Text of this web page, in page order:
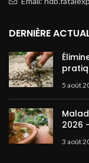
DERNIÈRE
5 août
2026
3 août